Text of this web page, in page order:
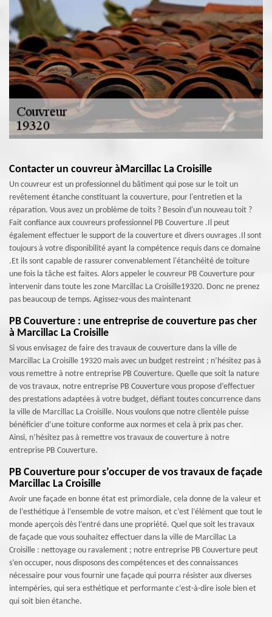
Contacter un couvreur àMarcillac La Croisille
Un couvreur est un professionnel du bâtiment qui pose sur le toit un
revêtement étanche constituant la couverture, pour l'entretien et la
réparation. Vous avez un problème de toits ? Besoin d'un nouveau toit ?
Fait confiance aux couvreurs professionnel PB Couverture .Il peut
également effectuer le support de la couverture et divers ouvrages .Il sont
toujours à votre disponibilité ayant la compétence requis dans ce domaine
.Et ils sont capable de rassurer convenablement l'étanchéité de toiture
une fois la tâche est faites. Alors appeler le couvreur PB Couverture pour
intervenir dans toute les zone Marcillac La Croisille19320. Donc ne prenez
pas beaucoup de temps. Agissez-vous des maintenant
PB Couverture : une entreprise de couverture pas cher
à Marcillac La Croisille
Si vous envisagez de faire des travaux de couverture dans la ville de
Marcillac La Croisille 19320 mais avec un budget restreint ; n’hésitez pas à
vous remettre à notre entreprise PB Couverture. Quelle que soit la nature
de vos travaux, notre entreprise PB Couverture vous propose d’effectuer
des prestations adaptées à votre budget, défiant toutes concurrence dans
la ville de Marcillac La Croisille. Nous voulons que notre clientèle puisse
bénéficier d’une toiture conforme aux normes et cela à prix pas cher.
Ainsi, n’hésitez pas à remettre vos travaux de couverture à notre
entreprise PB Couverture.
PB Couverture pour s’occuper de vos travaux de façade
Marcillac La Croisille
Avoir une façade en bonne état est primordiale, cela donne de la valeur et
de l’esthétique à l’ensemble de votre maison, et c’est l’élément que tout le
monde aperçois dès l’entré dans une propriété. Quel que soit les travaux
de façade que vous souhaitez effectuer dans la ville de Marcillac La
Croisille : nettoyage ou ravalement ; notre entreprise PB Couverture peut
s’en occuper, nous disposons des compétences et des connaissances
nécessaire pour vous fournir une façade qui pourra résister aux diverses
intempéries, qui sera esthétique et performante c’est-à-dire isole bien et
qui soit bien étanche.